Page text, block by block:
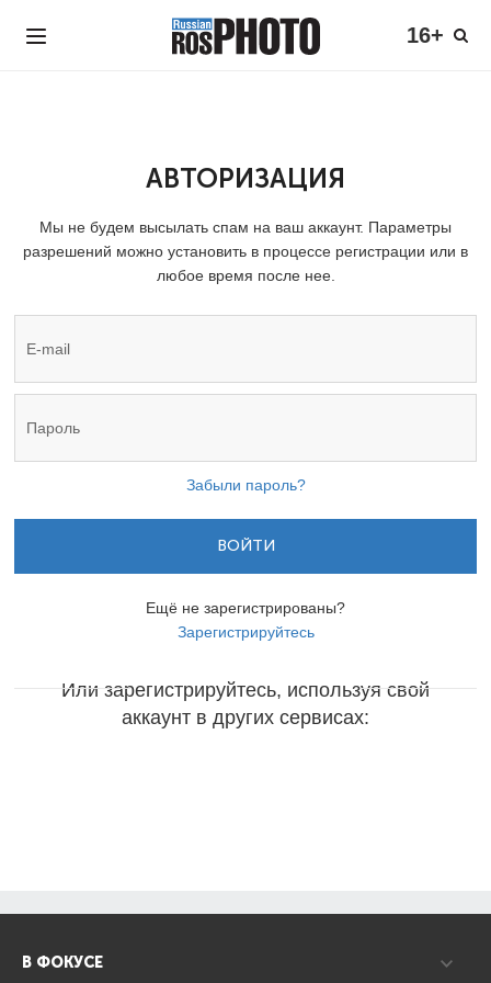
16+
АВТОРИЗАЦИЯ
Мы не будем высылать спам на ваш аккаунт. Параметры
разрешений можно установить в процессе регистрации или в
любое время после нее.
Забыли пароль?
ВОЙТИ
Ещё не зарегистрированы?
Зарегистрируйтесь
Или зарегистрируйтесь, используя свой
аккаунт в других сервисах:
В ФОКУСЕ